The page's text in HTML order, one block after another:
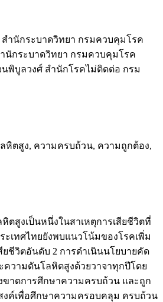
สำนักระบาดวิทยา กรมควบคุมโรค
นักระบาดวิทยา กรมควบคุมโรค
นพิบูลวงศ์ สำนักโรคไม่ติดต่อ กรม
หิตสูง, ความครบถ้วน, ความถูกต้อง,
ตสูงเป็นหนึ่งในสาเหตุการเสียชีวิตที่
เทศไทยยังพบแนวโน้มของโรคเพิ่ม
ยชีวิตอันดับ 2 การดำเนินนโยบายคัด
ความดันโลหิตสูงด้วยวาจาทุกปีโดย
ขาดการศึกษาความครบถ้วน และถูก
งค์เพื่อศึกษาความครอบคลุม ครบถ้วน